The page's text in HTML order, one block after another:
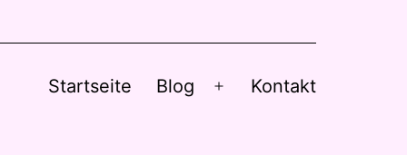
Startseite Blog
Menü
Kontakt